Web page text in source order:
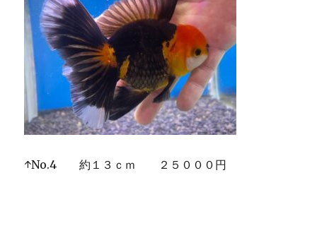
↑No.4 約１３ｃｍ ２５０００円